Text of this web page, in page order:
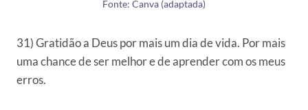
Fonte: Canva (adaptada)
31) Gratidão a Deus por mais um dia de vida. Por mais
uma chance de ser melhor e de aprender com os meus
erros.